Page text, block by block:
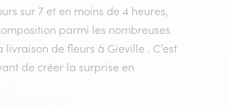
sur 7 et en moins de 4 heures,
parmi les nombreuses
de fleurs à Gieville . C’est
de créer la surprise en